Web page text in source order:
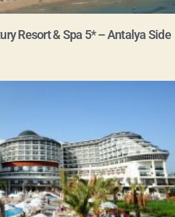
Resort & Spa 5* – Antalya Side